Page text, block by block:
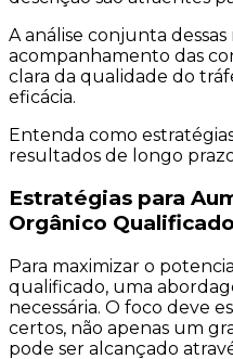
A análise conjunta
acompanhamento das
clara da qualidade do
eficácia.
Entenda como
resultados de longo
Estratégias para
Orgânico Qualificado
Para maximizar o
qualificado, uma
necessária. O foco deve
certos, não apenas um
pode ser alcançado